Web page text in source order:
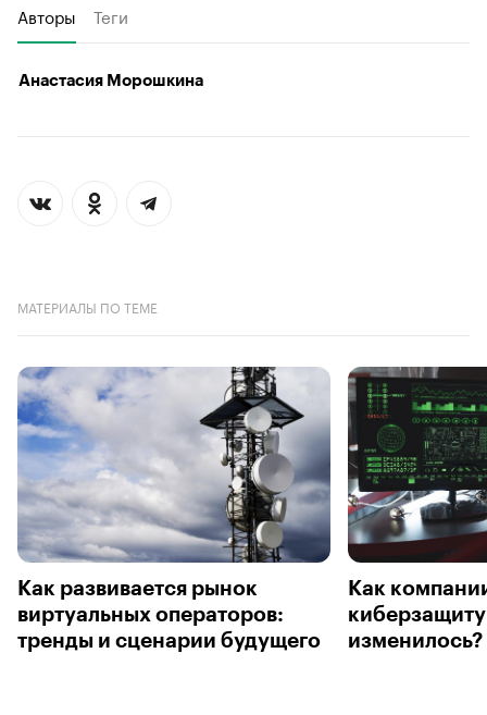
Авторы Теги
Анастасия Морошкина
МАТЕРИАЛЫ ПО ТЕМЕ
Как развивается рынок
виртуальных операторов:
тренды и сценарии будущего
Как
изменилось?